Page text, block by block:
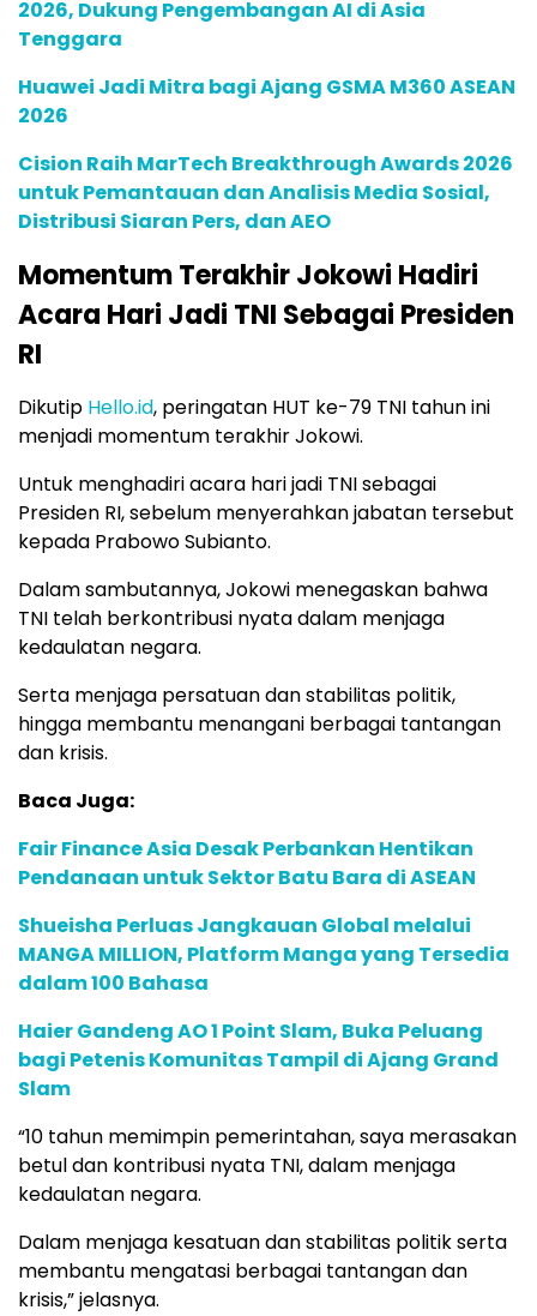
2026, Dukung Pengembangan AI di Asia
Tenggara
Huawei Jadi Mitra bagi Ajang GSMA M360 ASEAN
2026
Cision Raih MarTech Breakthrough Awards 2026
untuk Pemantauan dan Analisis Media Sosial,
Distribusi Siaran Pers, dan AEO
Momentum Terakhir Jokowi Hadiri
Acara Hari Jadi TNI Sebagai Presiden
RI
Dikutip Hello.id, peringatan HUT ke-79 TNI tahun ini
menjadi momentum terakhir Jokowi.
Untuk menghadiri acara hari jadi TNI sebagai
Presiden RI, sebelum menyerahkan jabatan tersebut
kepada Prabowo Subianto.
Dalam sambutannya, Jokowi menegaskan bahwa
TNI telah berkontribusi nyata dalam menjaga
kedaulatan negara.
Serta menjaga persatuan dan stabilitas politik,
hingga membantu menangani berbagai tantangan
dan krisis.
Baca Juga:
Fair Finance Asia Desak Perbankan Hentikan
Pendanaan untuk Sektor Batu Bara di ASEAN
Shueisha Perluas Jangkauan Global melalui
MANGA MILLION, Platform Manga yang Tersedia
dalam 100 Bahasa
Haier Gandeng AO 1 Point Slam, Buka Peluang
bagi Petenis Komunitas Tampil di Ajang Grand
Slam
“10 tahun memimpin pemerintahan, saya merasakan
betul dan kontribusi nyata TNI, dalam menjaga
kedaulatan negara.
Dalam menjaga kesatuan dan stabilitas politik serta
membantu mengatasi berbagai tantangan dan
krisis,” jelasnya.